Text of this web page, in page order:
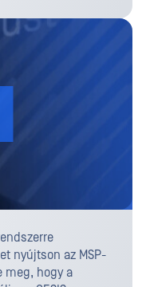
nyújtson az MSP-
meg, hogy a